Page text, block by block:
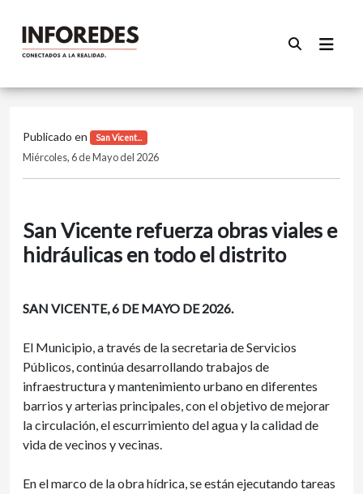
Publicado en San Vicent...
Miércoles, 6 de Mayo del 2026
San Vicente refuerza obras viales e
hidráulicas en todo el distrito
SAN VICENTE, 6 DE MAYO DE 2026.
El Municipio, a través de la secretaria de Servicios
Públicos, continúa desarrollando trabajos de
infraestructura y mantenimiento urbano en diferentes
barrios y arterias principales, con el objetivo de mejorar
la circulación, el escurrimiento del agua y la calidad de
vida de vecinos y vecinas.
En el marco de la obra hídrica, se están ejecutando tareas